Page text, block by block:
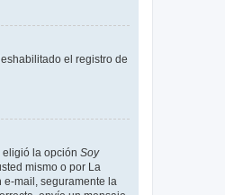
el registro de
eligió la opción Soy
mismo o por La
mail, seguramente la